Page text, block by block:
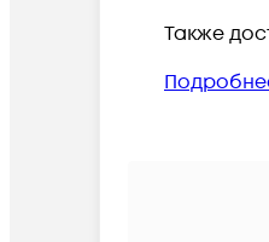
Также